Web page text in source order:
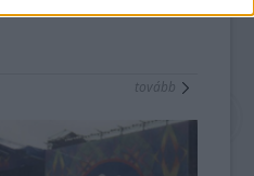
tovább